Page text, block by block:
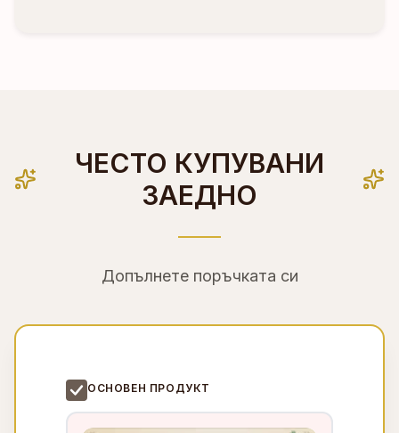
ЧЕСТО КУПУВАНИ
ЗАЕДНО
Допълнете поръчката си
ОСНОВЕН ПРОДУКТ